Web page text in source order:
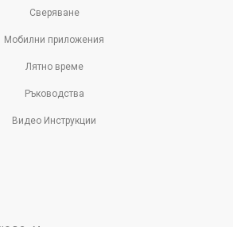
Сверяване
Мобилни приложения
Лятно време
Ръководства
Видео Инструкции